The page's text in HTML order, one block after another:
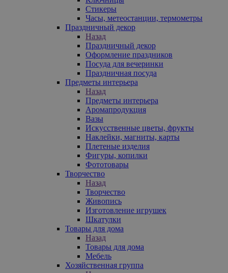
Стикеры
Часы, метеостанции, термометры
Праздничный декор
Назад
Праздничный декор
Оформление праздников
Посуда для вечеринки
Праздничная посуда
Предметы интерьера
Назад
Предметы интерьера
Аромапродукция
Вазы
Искусственные цветы, фрукты
Наклейки, магниты, карты
Плетеные изделия
Фигуры, копилки
Фототовары
Творчество
Назад
Творчество
Живопись
Изготовление игрушек
Шкатулки
Товары для дома
Назад
Товары для дома
Мебель
Хозяйственная группа